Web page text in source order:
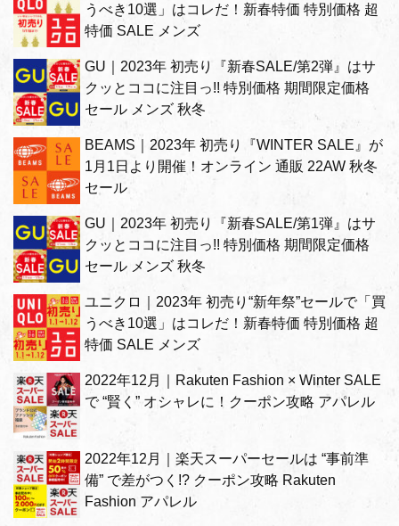
うべき10選」はコレだ！新春特価 特別価格 超
特価 SALE メンズ
GU｜2023年 初売り『新春SALE/第2弾』はサ
クッとココに注目っ!! 特別価格 期間限定価格
セール メンズ 秋冬
BEAMS｜2023年 初売り『WINTER SALE』が
1月1日より開催！オンライン 通販 22AW 秋冬
セール
GU｜2023年 初売り『新春SALE/第1弾』はサ
クッとココに注目っ!! 特別価格 期間限定価格
セール メンズ 秋冬
ユニクロ｜2023年 初売り“新年祭”セールで「買
うべき10選」はコレだ！新春特価 特別価格 超
特価 SALE メンズ
2022年12月｜Rakuten Fashion × Winter SALE
で “賢く” オシャレに！クーポン攻略 アパレル
2022年12月｜楽天スーパーセールは “事前準
備” で差がつく!? クーポン攻略 Rakuten
Fashion アパレル